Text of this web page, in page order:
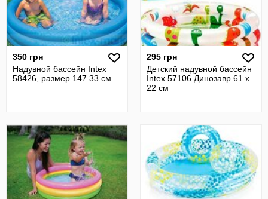
350 грн
Надувной бассейн Intex
58426, размер 147 33 см
295 грн
Детский надувной бассейн
Intex 57106 Динозавр 61 х
22 см